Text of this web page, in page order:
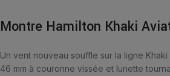
Montre Hamilton Khaki
Un vent nouveau souffle sur la ligne
46 mm à couronne vissée et lunette